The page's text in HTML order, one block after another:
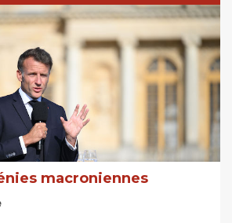
macroniennes